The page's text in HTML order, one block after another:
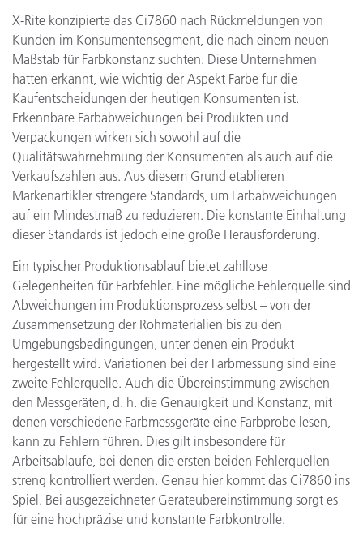
X-Rite konzipierte das Ci7860 nach Rückmeldungen von
Kunden im Konsumentensegment, die nach einem neuen
Maßstab für Farbkonstanz suchten. Diese Unternehmen
hatten erkannt, wie wichtig der Aspekt Farbe für die
Kaufentscheidungen der heutigen Konsumenten ist.
Erkennbare Farbabweichungen bei Produkten und
Verpackungen wirken sich sowohl auf die
Qualitätswahrnehmung der Konsumenten als auch auf die
Verkaufszahlen aus. Aus diesem Grund etablieren
Markenartikler strengere Standards, um Farbabweichungen
auf ein Mindestmaß zu reduzieren. Die konstante Einhaltung
dieser Standards ist jedoch eine große Herausforderung.
Ein typischer Produktionsablauf bietet zahllose
Gelegenheiten für Farbfehler. Eine mögliche Fehlerquelle sind
Abweichungen im Produktionsprozess selbst – von der
Zusammensetzung der Rohmaterialien bis zu den
Umgebungsbedingungen, unter denen ein Produkt
hergestellt wird. Variationen bei der Farbmessung sind eine
zweite Fehlerquelle. Auch die Übereinstimmung zwischen
den Messgeräten, d. h. die Genauigkeit und Konstanz, mit
denen verschiedene Farbmessgeräte eine Farbprobe lesen,
kann zu Fehlern führen. Dies gilt insbesondere für
Arbeitsabläufe, bei denen die ersten beiden Fehlerquellen
streng kontrolliert werden. Genau hier kommt das Ci7860 ins
Spiel. Bei ausgezeichneter Geräteübereinstimmung sorgt es
für eine hochpräzise und konstante Farbkontrolle.